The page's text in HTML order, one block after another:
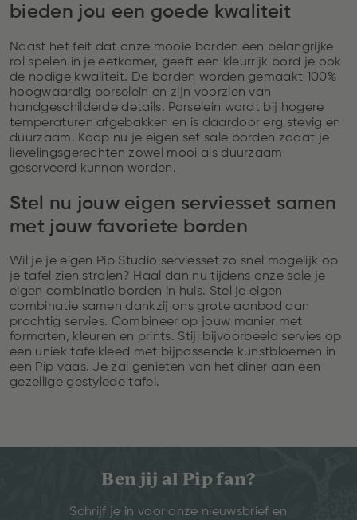
bieden jou een goede kwaliteit
Naast het feit dat onze mooie borden een belangrijke
rol spelen in je eetkamer, geeft een kleurrijk bord je ook
de nodige kwaliteit. De borden worden gemaakt 100%
hoogwaardig porselein en zijn voorzien van
handgeschilderde details. Porselein wordt bij hogere
temperaturen afgebakken en is daardoor erg stevig en
duurzaam. Koop nu je eigen set sale borden zodat je
lievelingsgerechten zowel mooi als duurzaam
geserveerd kunnen worden.
Stel nu jouw eigen serviesset samen
met jouw favoriete borden
Wil je je eigen Pip Studio serviesset zo snel mogelijk op
je tafel zien stralen? Haal dan nu tijdens onze sale je
eigen combinatie borden in huis. Stel je eigen
combinatie samen dankzij ons grote aanbod aan
prachtig servies. Combineer op jouw manier met
formaten, kleuren en prints. Stijl bijvoorbeeld servies op
een uniek tafelkleed met bijpassende kunstbloemen in
een Pip vaas. Je zal genieten van het diner aan een
gezellige gestylede tafel.
Ben jij al Pip fan?
Schrijf je in voor onze nieuwsbrief en